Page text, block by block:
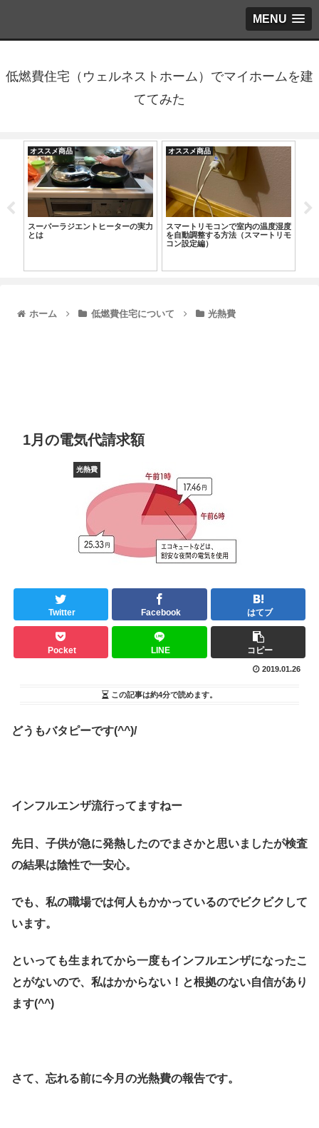
MENU
低燃費住宅（ウェルネストホーム）でマイホームを建
ててみた
オススメ商品
スーパーラジエントヒーターの実力
とは
オススメ商品
スマートリモコンで室内の温度湿度
を自動調整する方法（スマートリモ
コン設定編）
ホーム 低燃費住宅について 光熱費
1月の電気代請求額
光熱費
Twitter Facebook はてブ
Pocket LINE コピー
2019.01.26
この記事は約4分で読めます。
どうもバタピーです(^^)/
インフルエンザ流行ってますねー
先日、子供が急に発熱したのでまさかと思いましたが検査
の結果は陰性で一安心。
でも、私の職場では何人もかかっているのでビクビクして
います。
といっても生まれてから一度もインフルエンザになったこ
とがないので、私はかからない！と根拠のない自信があり
ます(^^)
さて、忘れる前に今月の光熱費の報告です。